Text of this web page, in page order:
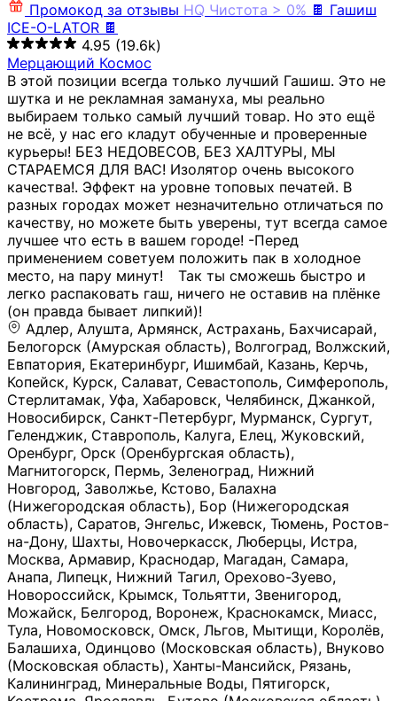
Промокод за отзывы HQ Чистота > 0% 🍫 Гашиш
ICE-O-LATOR 🍫
4.95 (19.6k)
Мерцающий Космос
В этой позиции всегда только лучший Гашиш. Это не
шутка и не рекламная замануха, мы реально
выбираем только самый лучший товар. Но это ещё
не всё, у нас его кладут обученные и проверенные
курьеры! БЕЗ НЕДОВЕСОВ, БЕЗ ХАЛТУРЫ, МЫ
СТАРАЕМСЯ ДЛЯ ВАС! Изолятор очень высокого
качества!. Эффект на уровне топовых печатей. В
разных городах может незначительно отличаться по
качеству, но можете быть уверены, тут всегда самое
лучшее что есть в вашем городе! -Перед
применением советуем положить пак в холодное
место, на пару минут!⠀ Так ты сможешь быстро и
легко распаковать гаш, ничего не оставив на плёнке
(он правда бывает липкий)!
Адлер, Алушта, Армянск, Астрахань, Бахчисарай,
Белогорск (Амурская область), Волгоград, Волжский,
Евпатория, Екатеринбург, Ишимбай, Казань, Керчь,
Копейск, Курск, Салават, Севастополь, Симферополь,
Стерлитамак, Уфа, Хабаровск, Челябинск, Джанкой,
Новосибирск, Санкт-Петербург, Мурманск, Сургут,
Геленджик, Ставрополь, Калуга, Елец, Жуковский,
Оренбург, Орск (Оренбургская область),
Магнитогорск, Пермь, Зеленоград, Нижний
Новгород, Заволжье, Кстово, Балахна
(Нижегородская область), Бор (Нижегородская
область), Саратов, Энгельс, Ижевск, Тюмень, Ростов-
на-Дону, Шахты, Новочеркасск, Люберцы, Истра,
Москва, Армавир, Краснодар, Магадан, Самара,
Анапа, Липецк, Нижний Тагил, Орехово-Зуево,
Новороссийск, Крымск, Тольятти, Звенигород,
Можайск, Белгород, Воронеж, Краснокамск, Миасс,
Тула, Новомосковск, Омск, Льгов, Мытищи, Королёв,
Балашиха, Одинцово (Московская область), Внуково
(Московская область), Ханты-Мансийск, Рязань,
Калининград, Минеральные Воды, Пятигорск,